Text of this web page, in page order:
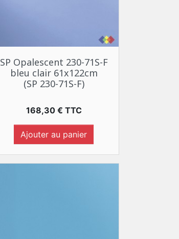
Aperçu rapide
SP Opalescent 230-71S-F
bleu clair 61x122cm
(SP 230-71S-F)
Prix
168,30 € TTC
Ajouter au panier